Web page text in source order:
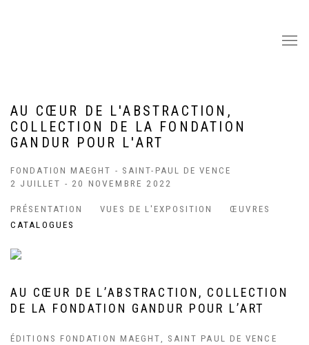
AU CŒUR DE L'ABSTRACTION,
COLLECTION DE LA FONDATION
GANDUR POUR L'ART
FONDATION MAEGHT - SAINT-PAUL DE VENCE
2 JUILLET - 20 NOVEMBRE 2022
PRÉSENTATION VUES DE L'EXPOSITION
ŒUVRES
CATALOGUES
AU CŒUR DE L’ABSTRACTION, COLLECTION
DE LA FONDATION GANDUR POUR L’ART
ÉDITIONS FONDATION MAEGHT, SAINT PAUL DE VENCE